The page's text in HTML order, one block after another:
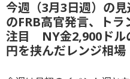
今週（3月3日週）の
のFRB高官発言、ト
注目 NY金2,900ドル
円を挟んだレンジ相場